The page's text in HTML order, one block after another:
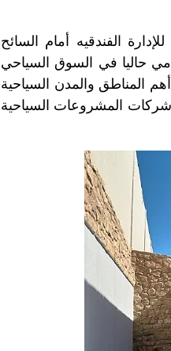
الفندقيه أمام السائح
حاليا في السوق السياحي
المناطق والمدن السياحية
شركات المشروعات السياحية